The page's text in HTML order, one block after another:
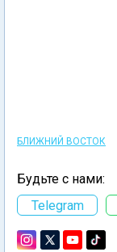
БЛИЖНИЙ ВОСТОК
Будьте с нами:
Telegram